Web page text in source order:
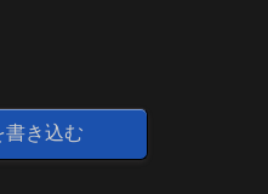
書き込む